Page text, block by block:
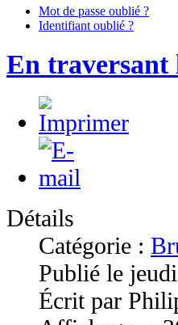
Mot de passe oublié ?
Identifiant oublié ?
En traversant
Détails
Catégorie :
Publié le
Écrit par